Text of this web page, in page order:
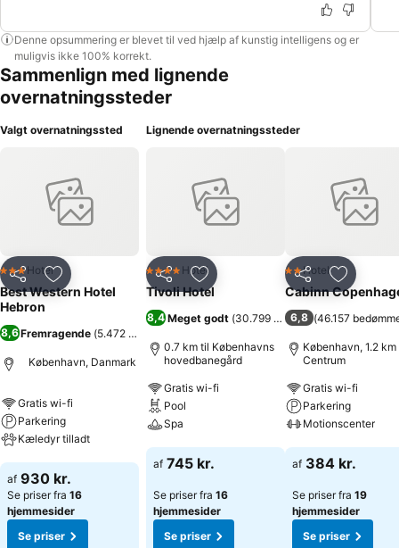
Denne opsummering er blevet til ved hjælp af kunstig intelligens og er
muligvis ikke 100% korrekt.
Sammenlign med lignende
overnatningssteder
Valgt overnatningssted
Del Føj til favoritter
3 Stjerner
Hotel
Best Western Hotel
Hebron
8,6Fremragende (5.472 bedømmelser
København, Danmark
Gratis wi-fi
Parkering
Kæledyr tilladt
Se priser
af 930 kr.
Se priser fra 16
hjemmesider
Se priser
Lignende overnatningssteder
Del Føj til favoritter
4 StjernerHotel
Tivoli Hotel
8,4 Meget godt (30.799 bedømmelser)
0.7 km til Københavns
hovedbanegård
Gratis wi-fi
Pool
Spa
Se priser
af 745 kr.
Se priser fra 16
hjemmesider
Se priser
Del Føj til
2 Stjerner
Hotel
Cabinn
6,8 (46.157
København, 1.2
Centrum
Gratis wi-fi
Parkering
Motionscenter
Se priser
af 384 kr.
Se priser fra 19
hjemmesider
Se priser